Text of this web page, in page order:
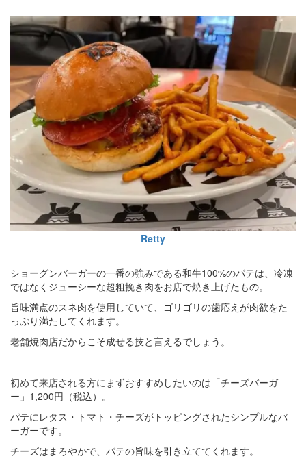
Retty
ショーグンバーガーの一番の強みである和牛100%のパテは、冷凍
ではなくジューシーな超粗挽き肉をお店で焼き上げたもの。
旨味満点のスネ肉を使用していて、ゴリゴリの歯応えが肉欲をた
っぷり満たしてくれます。
老舗焼肉店だからこそ成せる技と言えるでしょう。
初めて来店される方にまずおすすめしたいのは「チーズバーガ
ー」1,200円（税込）。
パテにレタス・トマト・チーズがトッピングされたシンプルなバ
ーガーです。
チーズはまろやかで、パテの旨味を引き立ててくれます。